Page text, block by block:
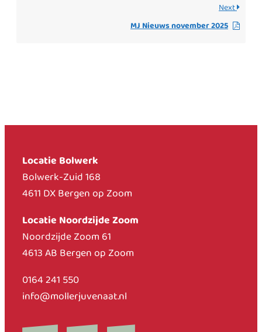
Next
MJ Nieuws november 2025
Locatie Bolwerk
Bolwerk-Zuid 168
4611 DX Bergen op Zoom
Locatie Noordzijde Zoom
Noordzijde Zoom 61
4613 AB Bergen op Zoom
0164 241 550
info@mollerjuvenaat.nl